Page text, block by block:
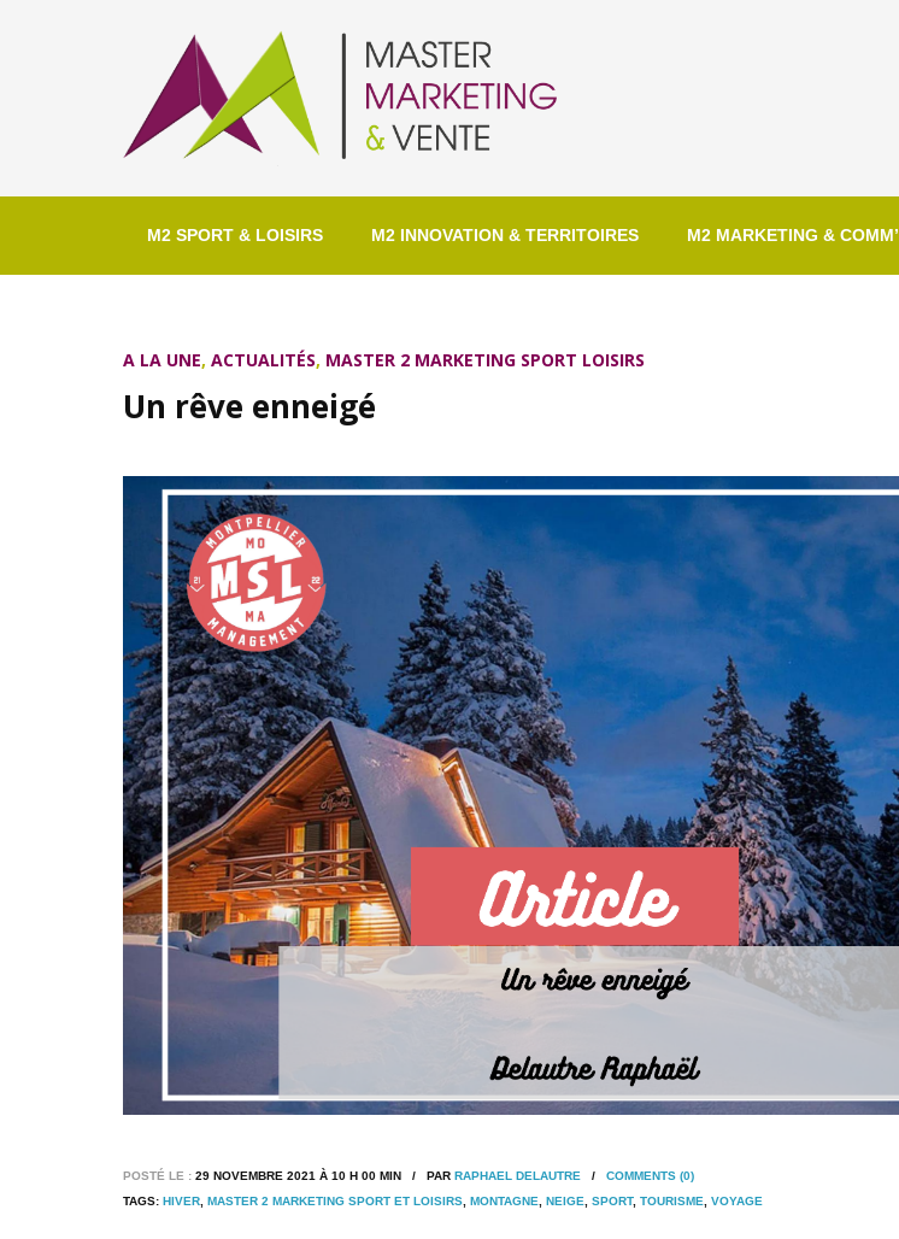
M2 SPORT & LOISIRS M2 INNOVATION & TERRITOIRES M2 MARKETING & COMM’
A LA UNE, ACTUALITÉS, MASTER 2 MARKETING SPORT LOISIRS
Un rêve enneigé
POSTÉ LE : 29 NOVEMBRE 2021 À 10 H 00 MIN / PAR RAPHAEL DELAUTRE / COMMENTS (0)
TAGS: HIVER MASTER 2 MARKETING SPORT ET LOISIRS MONTAGNE NEIGE SPORT, TOURISME VOYAGE